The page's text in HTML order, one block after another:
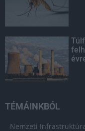
TÉMÁINKBÓL
Nemzeti